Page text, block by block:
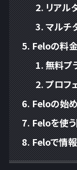
リアル
マルチ
Feloの料
無料プ
プロフ
Feloの始
Feloを使
Feloで情